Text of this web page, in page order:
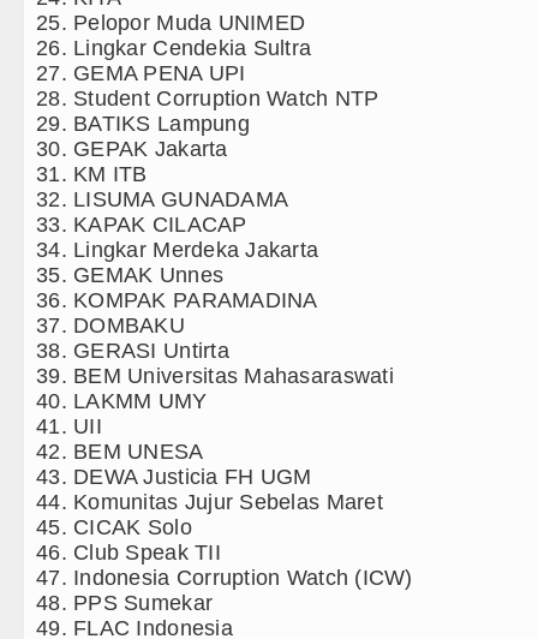
Emirates Cup Menang Adu Penalti Lawan
25. Pelopor Muda UNIMED
26. Lingkar Cendekia Sultra
27. GEMA PENA UPI
28. Student Corruption Watch NTP
29. BATIKS Lampung
30. GEPAK Jakarta
31. KM ITB
32. LISUMA GUNADAMA
33. KAPAK CILACAP
34. Lingkar Merdeka Jakarta
35. GEMAK Unnes
36. KOMPAK PARAMADINA
37. DOMBAKU
38. GERASI Untirta
39. BEM Universitas Mahasaraswati
40. LAKMM UMY
41. UII
42. BEM UNESA
43. DEWA Justicia FH UGM
44. Komunitas Jujur Sebelas Maret
45. CICAK Solo
46. Club Speak TII
47. Indonesia Corruption Watch (ICW)
48. PPS Sumekar
49. FLAC Indonesia